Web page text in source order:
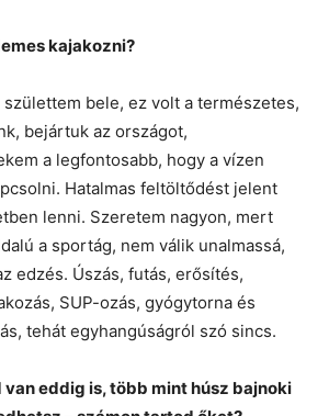
kajakozni?
születtem bele, ez volt a természetes,
bejártuk az országot,
a legfontosabb, hogy a vízen
Hatalmas feltöltődést jelent
lenni. Szeretem nagyon, mert
a sportág, nem válik unalmassá,
edzés. Úszás, futás, erősítés,
SUP-ozás, gyógytorna és
tehát egyhangúságról szó sincs.
eddig is, több mint húsz bajnoki